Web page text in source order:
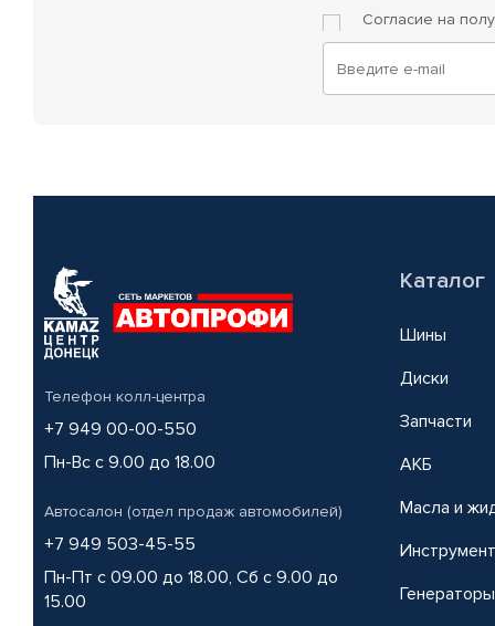
Согласие на
Телефон колл-центра
+7 949 00-00-550
Пн-Вс с 9.00 до 18.00
Автосалон (отдел продаж автомобилей)
+7 949 503-45-55
Пн-Пт с 09.00 до 18.00, Сб с 9.00 до
15.00
Каталог
Шины
Диски
Запчасти
АКБ
Масла и
Инструмент